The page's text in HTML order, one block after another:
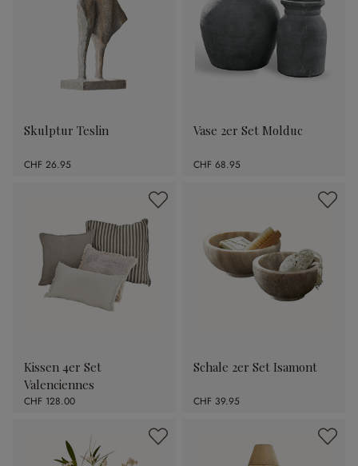
Skulptur Teslin
CHF 26.95
Vase 2er Set Molduc
CHF 68.95
Kissen 4er Set
Valenciennes
CHF 128.00
Schale 2er Set Isamont
CHF 39.95